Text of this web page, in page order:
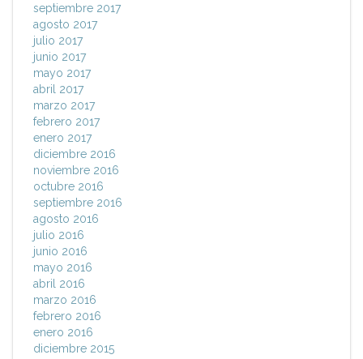
septiembre 2017
agosto 2017
julio 2017
junio 2017
mayo 2017
abril 2017
marzo 2017
febrero 2017
enero 2017
diciembre 2016
noviembre 2016
octubre 2016
septiembre 2016
agosto 2016
julio 2016
junio 2016
mayo 2016
abril 2016
marzo 2016
febrero 2016
enero 2016
diciembre 2015